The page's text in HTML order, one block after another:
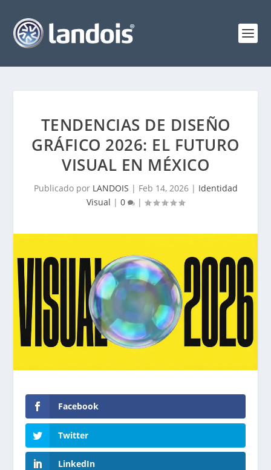
TENDENCIAS DE DISEÑO
GRÁFICO 2026: EL FUTURO
VISUAL EN MÉXICO
Publicado por LANDOIS | Feb 14, 2026| Identidad
Visual | 0 |
Facebook
Twitter
LinkedIn